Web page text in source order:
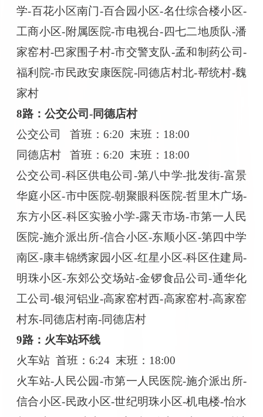
学-百花小区南门-百合园小区-名仕综合楼小区-
工商小区-附属医院-市电视台-四七二地质队-潘
家窑村-巴家围子村-市交警支队-孟和制药公司-
福利院-市民政安康医院-同德店村北-帮统村-魏
家村
8路：公交公司-同德店村
公交公司
首班： 6:20 末班：18:00
同德店村
首班： 6:20 末班：18:00
公交公司-科区供电公司-第八中学-批发街-富景
华庭小区-市中医院-朝聚眼科医院-哲里木广场-
东方小区-科区实验小学-露天市场-市第一人民
医院-施介派出所-信合小区-东顺小区-第四中学
南区-康丰锦绣家园小区-红星小区-科区住建局-
明珠小区-东郊公交场站-金锣食品公司-通华化
工公司-银河铝业-高家窑村西-高家窑村-高家窑
村东-同德店村南-同德店村
9路：火车站环线
火车站 首班： 6:24 末班：18:00
火车站-人民公园-市第一人民医院-施介派出所-
信合小区-民政小区-世纪明珠小区-机电楼-怡水